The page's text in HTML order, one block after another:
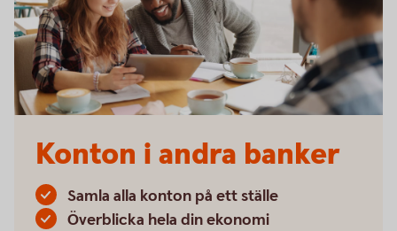
Konton i andra banker
Samla alla konton på ett ställe
Överblicka hela din ekonomi